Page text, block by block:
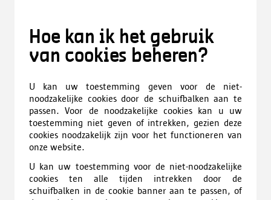
Hoe kan ik het gebruik
van cookies beheren?
U kan uw toestemming geven voor de niet-
noodzakelijke cookies door de schuifbalken aan te
passen. Voor de noodzakelijke cookies kan u uw
toestemming niet geven of intrekken, gezien deze
cookies noodzakelijk zijn voor het functioneren van
onze website.
U kan uw toestemming voor de niet-noodzakelijke
cookies ten alle tijden intrekken door de
schuifbalken in de cookie banner aan te passen, of